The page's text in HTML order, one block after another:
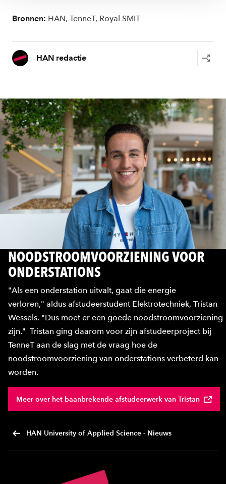
Bronnen: HAN, TenneT, Royal SMIT
HAN redactie
NOODSTROOMVOORZIENING VOOR
ONDERSTATIONS
"Als een onderstation uitvalt, gaat die energie
verloren," aldus afstudeerstudent Elektrotechniek, Tristan
Wessels. "Dus moet er een goede noodstroomvoorziening
zijn." Tristan ging daarom voor zijn afstudeerproject bij
TenneT aan de slag met de vraag hoe de
noodstroomvoorziening van onderstations verbeterd kan
worden.
Meer over het baanbrekende afstudeerwerk van Tristan
HAN University of Applied Science - Nieuws